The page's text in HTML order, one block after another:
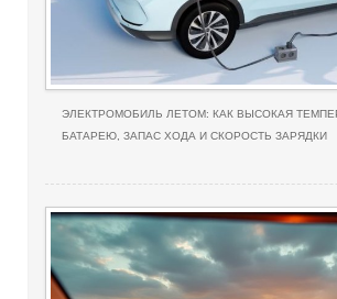
ЭЛЕКТРОМОБИЛЬ ЛЕТОМ: КАК ВЫСОКАЯ
БАТАРЕЮ, ЗАПАС ХОДА И СКОРОСТЬ ЗАРЯДКИ